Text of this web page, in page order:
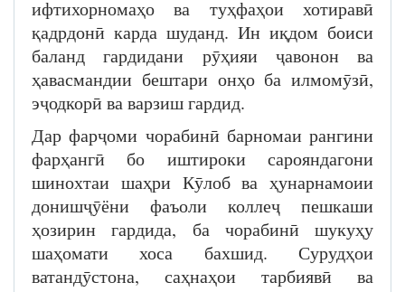
ифтихорномаҳо ва туҳфаҳои хотиравӣ
қадрдонӣ карда шуданд. Ин иқдом боиси
баланд гардидани рӯҳияи ҷавонон ва
ҳавасмандии бештари онҳо ба илмомӯзӣ,
эҷодкорӣ ва варзиш гардид.
Дар фарҷоми чорабинӣ барномаи рангини
фарҳангӣ бо иштироки сарояндагони
шинохтаи шаҳри Кӯлоб ва ҳунарнамоии
донишҷӯёни фаъоли коллеҷ пешкаши
ҳозирин гардида, ба чорабинӣ шукуҳу
шаҳомати хоса бахшид. Сурудҳои
ватандӯстона, саҳнаҳои тарбиявӣ ва